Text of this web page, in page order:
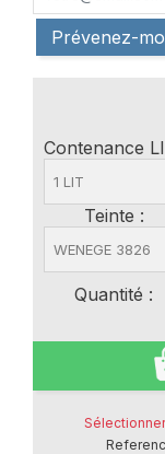
Prévenez-
Contenance
Teinte :
Quantité :